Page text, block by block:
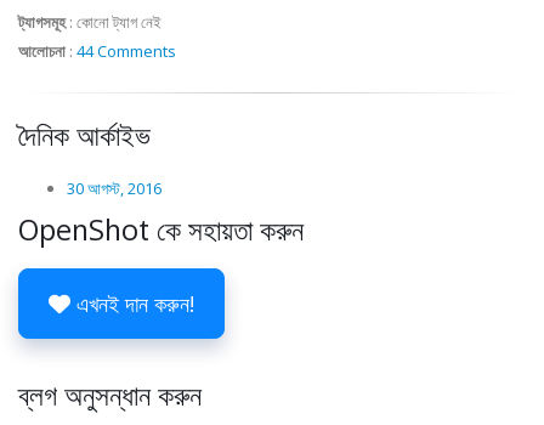
ট্যাগসমূহ: কোনো ট্যাগ নেই
আলোচনা : 44 Comments
দৈনিক আর্কাইভ
30 আগস্ট, 2016
OpenShot কে সহায়তা করুন
এখনই দান করুন!
ব্লগ অনুসন্ধান করুন